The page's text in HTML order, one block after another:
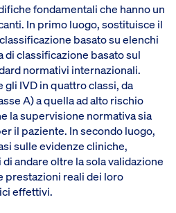
fondamentali che hanno un
In primo luogo, sostituisce il
basato su elenchi
classificazione basato sul
normativi internazionali.
IVD in quattro classi, da
A) a quella ad alto rischio
la supervisione normativa sia
il paziente. In secondo luogo,
sulle evidenze cliniche,
andare oltre la sola validazione
prestazioni reali dei loro
effettivi.